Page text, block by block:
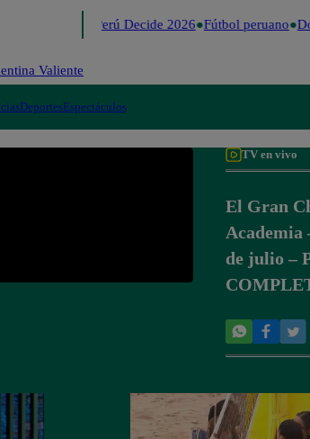
Perú Decide 2026 Fútbol peruano
Valiente
DeportesEspectáculos
TV en vivo
El Gran
Academia
de julio –